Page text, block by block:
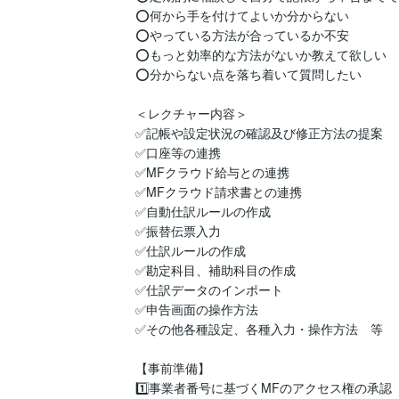
⭕️何から手を付けてよいか分からない
⭕️やっている方法が合っているか不安
⭕️もっと効率的な方法がないか教えて欲しい
⭕️分からない点を落ち着いて質問したい
＜レクチャー内容＞
✅️記帳や設定状況の確認及び修正方法の提案
✅️口座等の連携
✅️MFクラウド給与との連携
✅️MFクラウド請求書との連携
✅️自動仕訳ルールの作成
✅️振替伝票入力
✅️仕訳ルールの作成
✅️勘定科目、補助科目の作成
✅️仕訳データのインポート
✅️申告画面の操作方法
✅️その他各種設定、各種入力・操作方法　等
【事前準備】
1️⃣事業者番号に基づくMFのアクセス権の承認